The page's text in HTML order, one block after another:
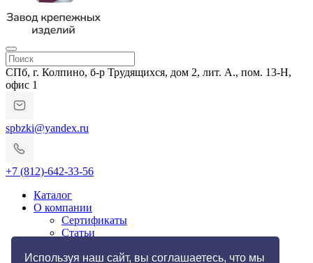
Используя наш сайт, вы соглашаетесь, что мы
СПб, г. Колпино, б-р Трудящихся, дом 2, лит. А., пом. 13-Н,
офис 1
spbzki@yandex.ru
+7 (812)-642-33-56
Каталог
О компании
Сертификаты
Статьи
Импортозамещение